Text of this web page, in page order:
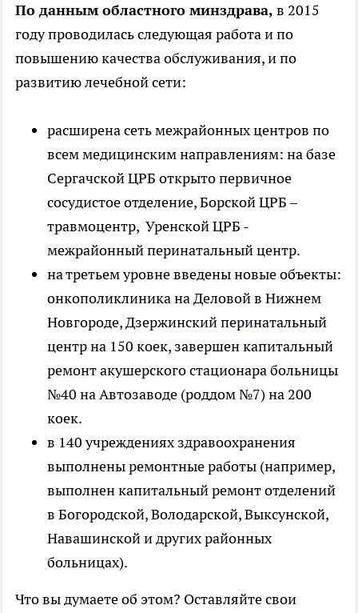
По данным областного минздрава, в 2015
году проводилась следующая работа и по
повышению качества обслуживания, и по
развитию лечебной сети:
расширена сеть межрайонных центров по
всем медицинским направлениям: на базе
Сергачской ЦРБ открыто первичное
сосудистое отделение, Борской ЦРБ –
травмоцентр, Уренской ЦРБ -
межрайонный перинатальный центр.
на третьем уровне введены новые объекты:
онкополиклиника на Деловой в Нижнем
Новгороде, Дзержинский перинатальный
центр на 150 коек, завершен капитальный
ремонт акушерского стационара больницы
№40 на Автозаводе (роддом №7) на 200
коек.
в 140 учреждениях здравоохранения
выполнены ремонтные работы (например,
выполнен капитальный ремонт отделений
в Богородской, Володарской, Выксунской,
Навашинской и других районных
больницах).
Что вы думаете об этом? Оставляйте свои